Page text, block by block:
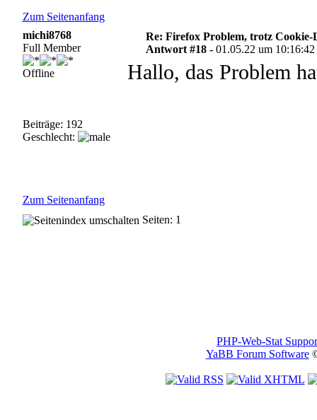
Zum Seitenanfang
michi8768
Full Member
Offline
Beiträge: 192
Geschlecht:
Re: Firefox Problem, trotz Cookie-
Antwort #18 -01.05.22 um 10:16:42
Hallo, das Problem
Zum Seitenanfang
Seiten: 1
PHP-Web-Stat
YaBB Forum Software©